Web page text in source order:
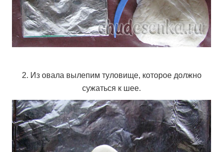
2. Из овала вылепим туловище, которое должно
сужаться к шее.